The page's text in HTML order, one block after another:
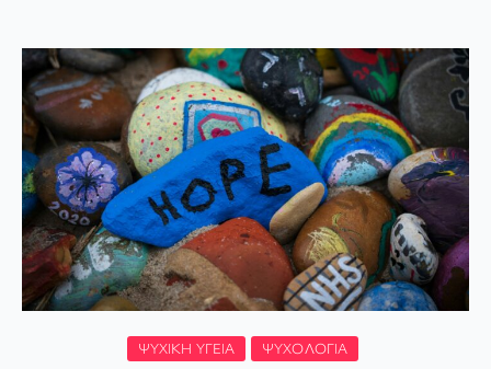
ΨΥΧΙΚΉ ΥΓΕΊΑ ΨΥΧΟΛΟΓΊΑ